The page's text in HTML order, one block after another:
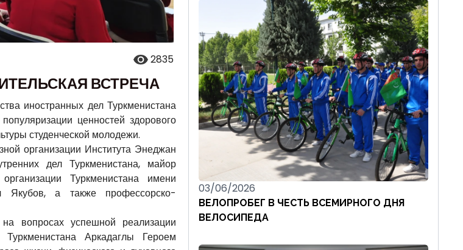
2835
ВСТРЕЧА
иностранных дел Туркменистана
ценностей здорового
студенческой молодежи.
организации Института Энеджан
дел Туркменистана, майор
Туркменистана имени
Якубов, а также профессорско-
вопросах успешной реализации
Аркадаглы Героем
03/06/2026
ВЕЛОПРОБЕГ В ЧЕСТЬ ВСЕМИРНОГО ДНЯ
ВЕЛОСИПЕДА